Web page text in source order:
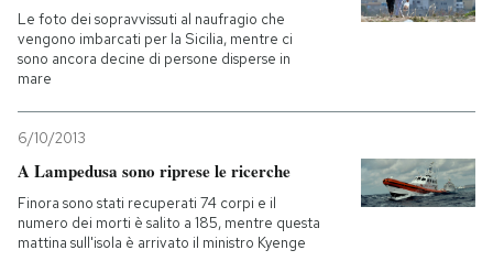
Le foto dei sopravvissuti al naufragio che
vengono imbarcati per la Sicilia, mentre ci
sono ancora decine di persone disperse in
mare
6/10/2013
A Lampedusa sono riprese le ricerche
Finora sono stati recuperati 74 corpi e il
numero dei morti è salito a 185, mentre questa
mattina sull'isola è arrivato il ministro Kyenge